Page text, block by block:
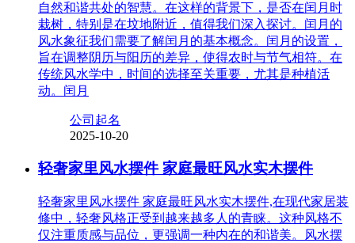
自然和谐共处的智慧。在这样的背景下，是否在闰月时
栽树，特别是在坟地附近，值得我们深入探讨。闰月的
风水象征我们需要了解闰月的基本概念。闰月的设置，
旨在调整阴历与阳历的差异，使得农时与节气相符。在
传统风水学中，时间的选择至关重要，尤其是种植活
动。闰月
公司起名
2025-10-20
轻奢家里风水摆件 家庭最旺风水实木摆件
轻奢家里风水摆件 家庭最旺风水实木摆件,在现代家居装
修中，轻奢风格正受到越来越多人的青睐。这种风格不
仅注重质感与品位，更强调一种内在的和谐美。风水摆